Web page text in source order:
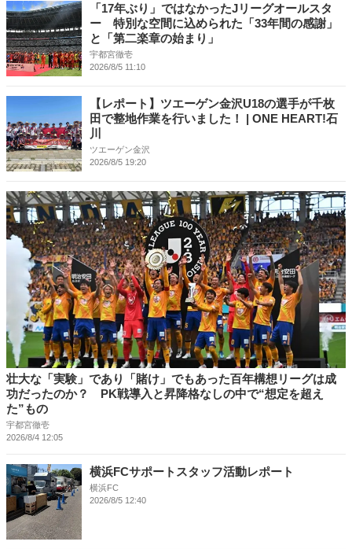
「17年ぶり」ではなかったJリーグオールスタ
ー 特別な空間に込められた「33年間の感謝」
と「第二楽章の始まり」
宇都宮徹壱
2026/8/5 11:10
【レポート】ツエーゲン金沢U18の選手が千枚
田で整地作業を行いました！ | ONE HEART!石
川
ツエーゲン金沢
2026/8/5 19:20
壮大な「実験」であり「賭け」でもあった百年構想リーグは成
功だったのか？ PK戦導入と昇降格なしの中で“想定を超え
た”もの
宇都宮徹壱
2026/8/4 12:05
横浜FCサポートスタッフ活動レポート
横浜FC
2026/8/5 12:40